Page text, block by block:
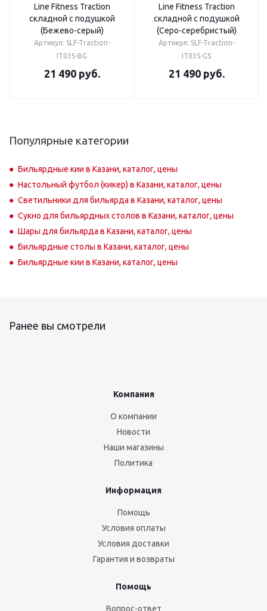
Line Fitness Traction
складной с подушкой
(Бежево-серый)
Артикул: SLF-Traction-
IT03S-BG
21 490руб.
Line Fitness Traction
складной с подушкой
(Серо-серебристый)
Артикул: SLF-Traction-
IT03S-GS
21 490руб.
Популярные категории
Бильярдные кии в Казани, каталог, цены
Настольный футбол (кикер) в Казани, каталог, цены
Светильники для бильярда в Казани, каталог, цены
Сукно для бильярдных столов в Казани, каталог, цены
Шары для бильярда в Казани, каталог, цены
Бильярдные столы в Казани, каталог, цены
Бильярдные кии в Казани, каталог, цены
Ранее вы смотрели
Компания
О компании
Новости
Наши магазины
Политика
Информация
Помощь
Условия оплаты
Условия доставки
Гарантия и возвраты
Помощь
Вопрос-ответ